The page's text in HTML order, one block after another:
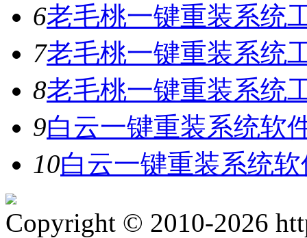
6老毛桃一键重装系统
7老毛桃一键重装系统
8老毛桃一键重装系统
9白云一键重装系统软
10白云一键重装系统
Copyright © 2010-2026